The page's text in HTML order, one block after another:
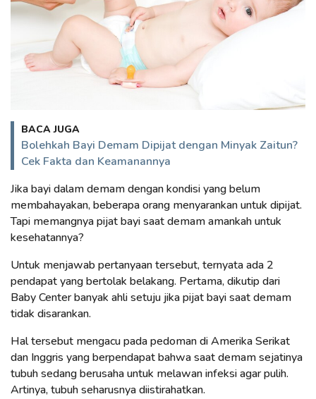
BACA JUGA
Bolehkah Bayi Demam Dipijat dengan Minyak Zaitun?
Cek Fakta dan Keamanannya
Jika bayi dalam demam dengan kondisi yang belum
membahayakan, beberapa orang menyarankan untuk dipijat.
Tapi memangnya pijat bayi saat demam amankah untuk
kesehatannya?
Untuk menjawab pertanyaan tersebut, ternyata ada 2
pendapat yang bertolak belakang. Pertama, dikutip dari
Baby Center banyak ahli setuju jika pijat bayi saat demam
tidak disarankan.
Hal tersebut mengacu pada pedoman di Amerika Serikat
dan Inggris yang berpendapat bahwa saat demam sejatinya
tubuh sedang berusaha untuk melawan infeksi agar pulih.
Artinya, tubuh seharusnya diistirahatkan.